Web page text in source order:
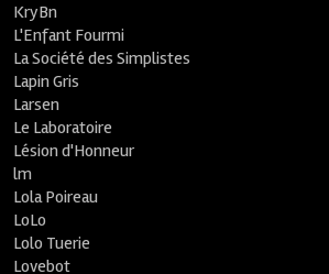
KryBn
L'Enfant Fourmi
La Société des Simplistes
Lapin Gris
Larsen
Le Laboratoire
Lésion d'Honneur
lm
Lola Poireau
LoLo
Lolo Tuerie
Lovebot